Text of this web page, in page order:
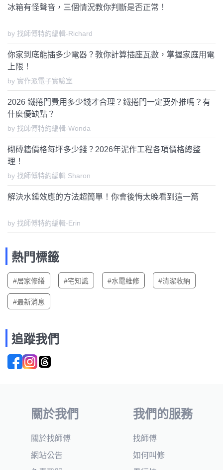
冰箱有怪聲音，三個情況教你判斷是否正常！
by 找師傅特約編輯-Richard
你家到底能插多少電器？教你計算插座瓦數，掌握家庭用電
上限！
by 實作派電子實驗室
2026 鐵捲門費用多少錢才合理？鐵捲門一定要外推嗎？有
什麼優缺點？
by 找師傅特約編輯-Wonda
砌磚牆價格每坪多少錢？2026年泥作工程各項價格總整
理！
by 找師傅特約編輯 Sharon
解決水錘效應的方法超簡單！你會後悔太晚看到這一篇
by 找師傅特約編輯-Erin
熱門標籤
#居家修繕 #宅知識 #水電維修 #清潔收納
#最新消息
追蹤我們
關於我們
關於找師傅
網站公告
我們的服務
找師傅
如何叫修